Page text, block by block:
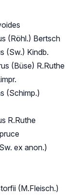
(Röhl.) Bertsch
(Sw.) Kindb.
(Büse) R.Ruthe
(Schimp.)
R.Ruthe
ex anon.)
(M.Fleisch.)